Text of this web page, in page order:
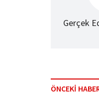
Gerçek
ÖNCEKİ